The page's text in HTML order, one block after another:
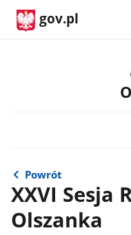
gov.pl
Powrót
XXVI Sesja
Olszanka